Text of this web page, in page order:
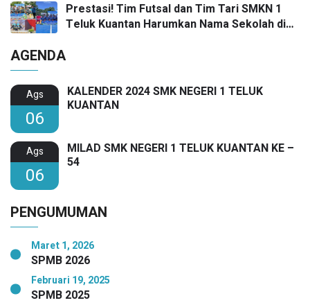
Prestasi! Tim Futsal dan Tim Tari SMKN 1
Teluk Kuantan Harumkan Nama Sekolah di
AGENDA
Ags
06
KALENDER 2024 SMK NEGERI 1 TELUK
KUANTAN
Ags
06
MILAD SMK NEGERI 1 TELUK KUANTAN KE –
54
PENGUMUMAN
Maret 1, 2026
SPMB 2026
Februari 19, 2025
SPMB 2025